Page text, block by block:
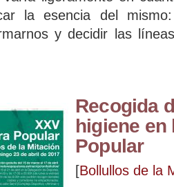
la esencia del
y decidir las
Recogida
higiene en
Popular
[Bollullos de la